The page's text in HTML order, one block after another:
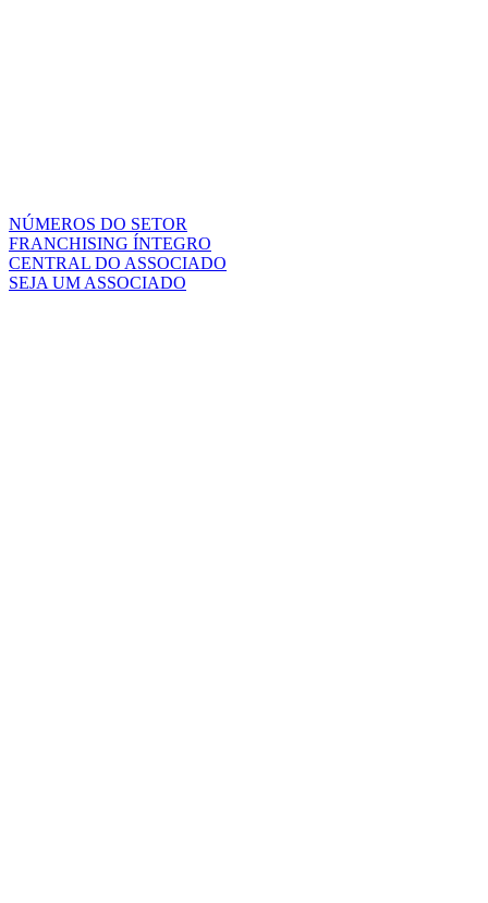
NÚMEROS DO SETOR
FRANCHISING ÍNTEGRO
CENTRAL DO ASSOCIADO
SEJA UM ASSOCIADO